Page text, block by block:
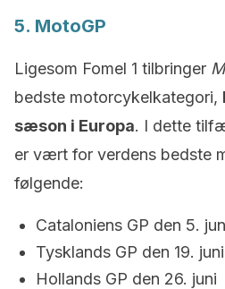
5. MotoGP
Ligesom Fomel 1 tilbringer
bedste motorcykelkategori,
sæson i Europa. I dette
er vært for verdens bedste
følgende:
Cataloniens GP den 5.
Tysklands GP den 19. juni
Hollands GP den 26. juni